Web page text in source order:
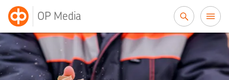
OP Media